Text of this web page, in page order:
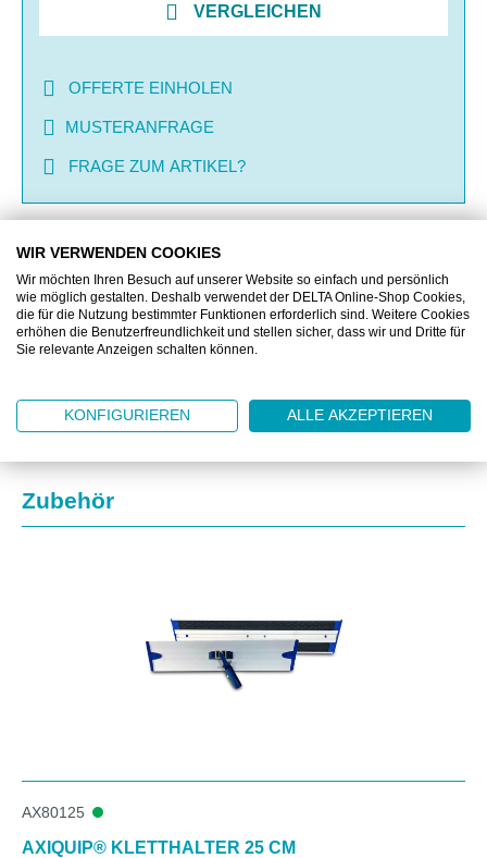
VERGLEICHEN
OFFERTE EINHOLEN
MUSTERANFRAGE
FRAGE ZUM ARTIKEL?
BESCHREIBUNG
ZUSATZINFORMATIONEN
DOWNLOAD
Produktgalerie überspringen
Zubehör
AX80125
AXIQUIP® KLETTHALTER 25 CM
WIR VERWENDEN COOKIES
Wir möchten Ihren Besuch auf unserer Website so einfach und persönlich
wie möglich gestalten. Deshalb verwendet der DELTA Online-Shop Cookies,
die für die Nutzung bestimmter Funktionen erforderlich sind. Weitere Cookies
erhöhen die Benutzerfreundlichkeit und stellen sicher, dass wir und Dritte für
Sie relevante Anzeigen schalten können.
KONFIGURIEREN ALLE AKZEPTIEREN